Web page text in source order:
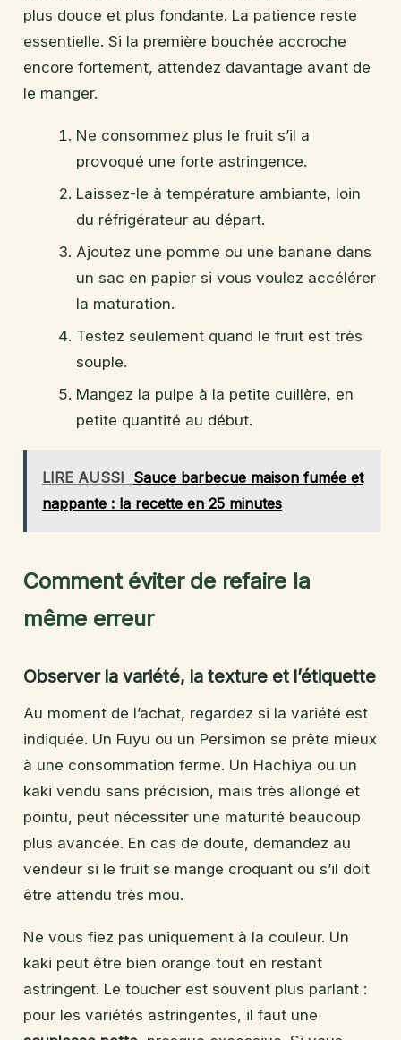
plus douce et plus fondante. La patience reste
essentielle. Si la première bouchée accroche
encore fortement, attendez davantage avant de
le manger.
Ne consommez plus le fruit s’il a
provoqué une forte astringence.
Laissez-le à température ambiante, loin
du réfrigérateur au départ.
Ajoutez une pomme ou une banane dans
un sac en papier si vous voulez accélérer
la maturation.
Testez seulement quand le fruit est très
souple.
Mangez la pulpe à la petite cuillère, en
petite quantité au début.
LIRE AUSSI Sauce barbecue maison fumée et
nappante : la recette en 25 minutes
Comment éviter de refaire la
même erreur
Observer la variété, la texture et l’étiquette
Au moment de l’achat, regardez si la variété est
indiquée. Un Fuyu ou un Persimon se prête mieux
à une consommation ferme. Un Hachiya ou un
kaki vendu sans précision, mais très allongé et
pointu, peut nécessiter une maturité beaucoup
plus avancée. En cas de doute, demandez au
vendeur si le fruit se mange croquant ou s’il doit
être attendu très mou.
Ne vous fiez pas uniquement à la couleur. Un
kaki peut être bien orange tout en restant
astringent. Le toucher est souvent plus parlant :
pour les variétés astringentes, il faut une